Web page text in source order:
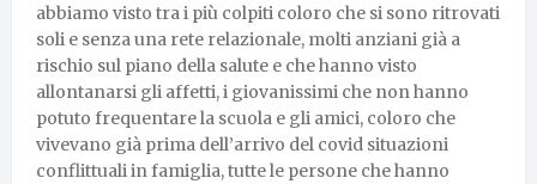
abbiamo visto tra i più colpiti coloro che si sono ritrovati
soli e senza una rete relazionale, molti anziani già a
rischio sul piano della salute e che hanno visto
allontanarsi gli affetti, i giovanissimi che non hanno
potuto frequentare la scuola e gli amici, coloro che
vivevano già prima dell’arrivo del covid situazioni
conflittuali in famiglia, tutte le persone che hanno